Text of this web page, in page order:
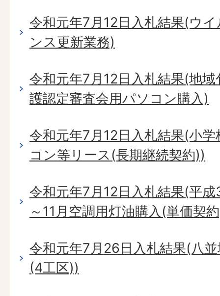
令和元年7月12日入札結果(ウ
ンス更新業務)
令和元年7月12日入札結果(地
護認定審査会用パソコン購入)
令和元年7月12日入札結果(小
コン等リース(長期継続契約))
令和元年7月12日入札結果(平
～11月空調用灯油購入(単価契
令和元年7月26日入札結果(八
(4工区))